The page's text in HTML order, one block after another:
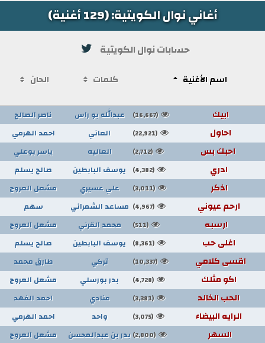
أغاني نوال الكويتية: (129 أغنية)
حسابات نوال الكويتية
اسم الأغنية كلمات الحان
ابيك (16,667) عبدالله بو راس ناصر الصالح
احاول (22,921) العاني احمد الهرمي
احبك بس (2,712) العاليه ياسر بوعلي
ادري (4,382) يوسف البابطين صالح يسلم
اذكر (3,011) علي عسيري مشعل العروج
ارحم عيوني (4,967) مساعد الشمراني سهم
ارسبه (511) محمد القرني مشعل العروج
اغلى حب (8,361) يوسف البابطين صالح يسلم
اقسى كلامي (10,337) تركي طارق محمد
اكو مثلك (4,728) بدر بورسلي مشعل العروج
الحب الخالد (3,381) منادي احمد الفهد
الرايه البيضاء (3,075) واحد احمد الهرمي
السهر (2,800) بدر بن عبدالمحسن مشعل العروج